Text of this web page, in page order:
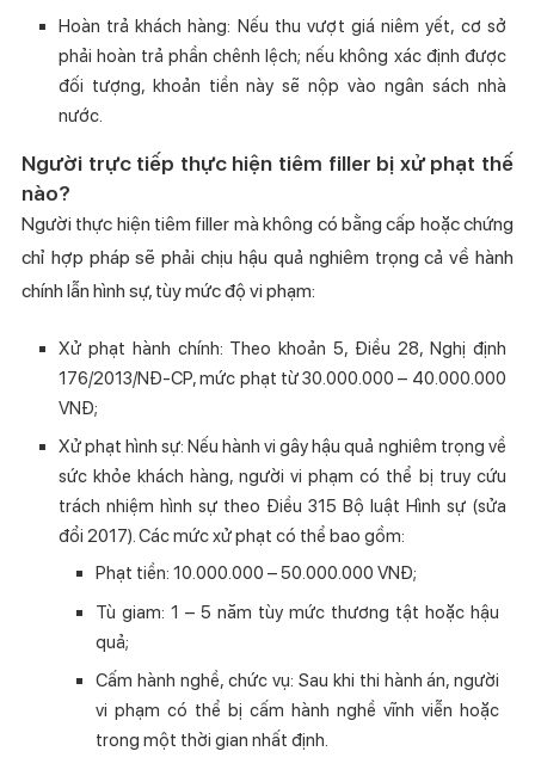
Hoàn trả khách hàng: Nếu thu vượt giá niêm yết, cơ sở
phải hoàn trả phần chênh lệch; nếu không xác định được
đối tượng, khoản tiền này sẽ nộp vào ngân sách nhà
nước.
Người trực tiếp thực hiện tiêm filler bị xử phạt thế
nào?
Người thực hiện tiêm filler mà không có bằng cấp hoặc chứng
chỉ hợp pháp sẽ phải chịu hậu quả nghiêm trọng cả về hành
chính lẫn hình sự, tùy mức độ vi phạm:
Xử phạt hành chính: Theo khoản 5, Điều 28, Nghị định
176/2013/NĐ-CP, mức phạt từ 30.000.000 – 40.000.000
VNĐ;
Xử phạt hình sự: Nếu hành vi gây hậu quả nghiêm trọng về
sức khỏe khách hàng, người vi phạm có thể bị truy cứu
trách nhiệm hình sự theo Điều 315 Bộ luật Hình sự (sửa
đổi 2017). Các mức xử phạt có thể bao gồm:
Phạt tiền: 10.000.000 – 50.000.000 VNĐ;
Tù giam: 1 – 5 năm tùy mức thương tật hoặc hậu
quả;
Cấm hành nghề, chức vụ: Sau khi thi hành án, người
vi phạm có thể bị cấm hành nghề vĩnh viễn hoặc
trong một thời gian nhất định.